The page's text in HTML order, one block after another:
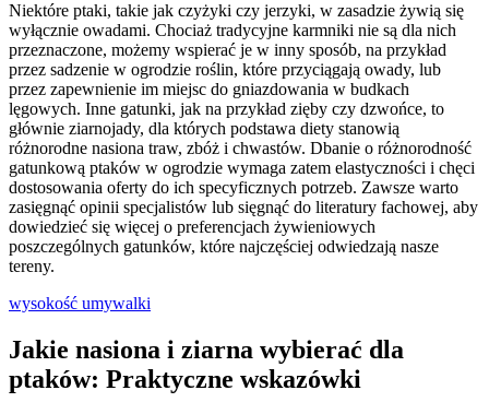
Niektóre ptaki, takie jak czyżyki czy jerzyki, w zasadzie żywią się
wyłącznie owadami. Chociaż tradycyjne karmniki nie są dla nich
przeznaczone, możemy wspierać je w inny sposób, na przykład
przez sadzenie w ogrodzie roślin, które przyciągają owady, lub
przez zapewnienie im miejsc do gniazdowania w budkach
lęgowych. Inne gatunki, jak na przykład zięby czy dzwońce, to
głównie ziarnojady, dla których podstawa diety stanowią
różnorodne nasiona traw, zbóż i chwastów. Dbanie o różnorodność
gatunkową ptaków w ogrodzie wymaga zatem elastyczności i chęci
dostosowania oferty do ich specyficznych potrzeb. Zawsze warto
zasięgnąć opinii specjalistów lub sięgnąć do literatury fachowej, aby
dowiedzieć się więcej o preferencjach żywieniowych
poszczególnych gatunków, które najczęściej odwiedzają nasze
tereny.
wysokość umywalki
Jakie nasiona i ziarna wybierać dla
ptaków: Praktyczne wskazówki